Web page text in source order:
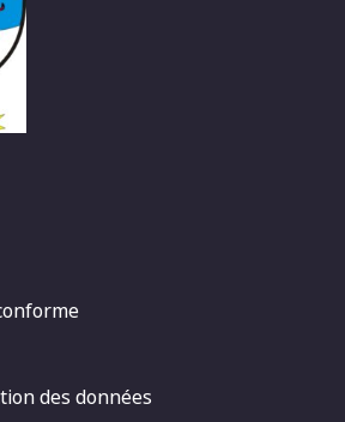
des données